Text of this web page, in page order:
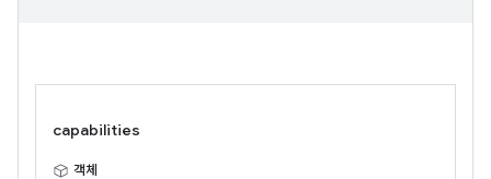
capabilities
객체